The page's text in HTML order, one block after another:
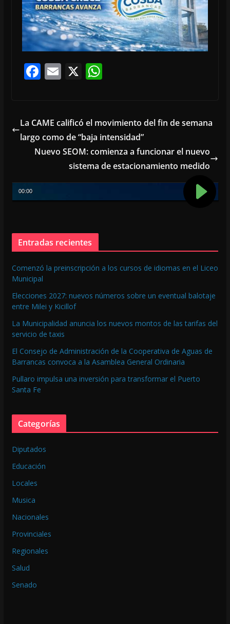
F
b
o
o
E
l
X W
s
A
p
p
La CAME calificó el movimiento del fin de semana
largo como de “baja intensidad”
Nuevo SEOM: comienza a funcionar el nuevo
sistema de estacionamiento medido
Entradas recientes
Comenzó la preinscripción a los cursos de idiomas en el Liceo
Municipal
Elecciones 2027: nuevos números sobre un eventual balotaje
entre Milei y Kicillof
La Municipalidad anuncia los nuevos montos de las tarifas del
servicio de taxis
El Consejo de Administración de la Cooperativa de Aguas de
Barrancas convoca a la Asamblea General Ordinaria
Pullaro impulsa una inversión para transformar el Puerto
Santa Fe
Categorías
Diputados
Educación
Locales
Musica
Nacionales
Provinciales
Regionales
Salud
Senado